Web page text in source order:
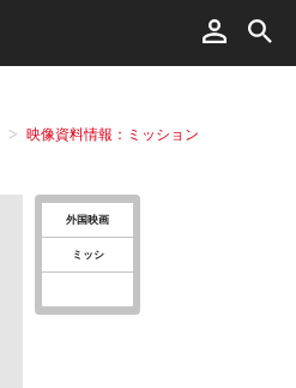
映像資料情報：ミッション
外国映画
ミッシ